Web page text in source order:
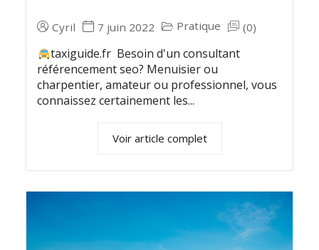
Cyril 7 juin 2022 Pratique (0)
taxiguide.fr Besoin d'un consultant
référencement seo? Menuisier ou
charpentier, amateur ou professionnel, vous
connaissez certainement les...
Voir article complet